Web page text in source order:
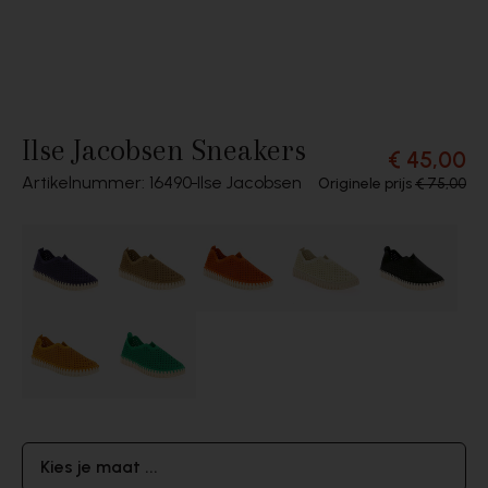
Ilse Jacobsen Sneakers
Artikelnummer: 16490 Ilse Jacobsen
€ 45,00
Originele prijs€ 75,00
Kies je maat ...